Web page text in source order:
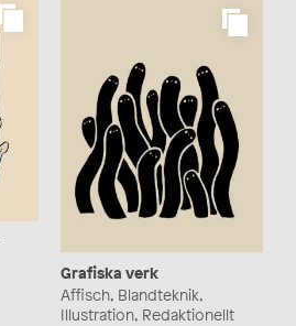
Grafiska verk
Affisch, Blandteknik,
Illustration, Redaktionellt